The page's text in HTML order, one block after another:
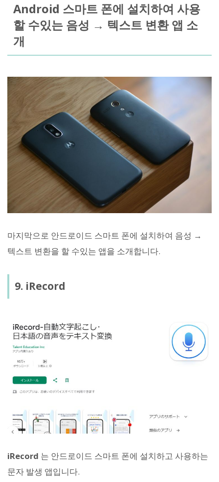
Android 스마트 폰에 설치하여 사용
할 수있는 음성 → 텍스트 변환 앱 소
개
마지막으로 안드로이드 스마트 폰에 설치하여 음성 →
텍스트 변환을 할 수있는 앱을 소개합니다.
9. iRecord
iRecord 는 안드로이드 스마트 폰에 설치하고 사용하는
문자 발생 앱입니다.